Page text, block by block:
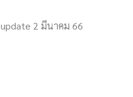
update 2 มีนาคม 66